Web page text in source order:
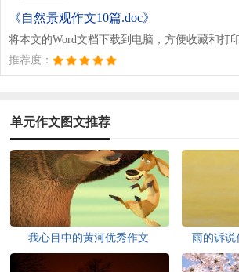
《自然景观作文10篇.doc》
将本文的Word文档下载到电脑，方便收藏和打
推荐度：
单元作文图文推荐
我心目中的黄河优秀作文 雨的诉说